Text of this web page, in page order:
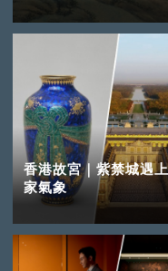
香港故宮｜紫禁城遇
家氣象